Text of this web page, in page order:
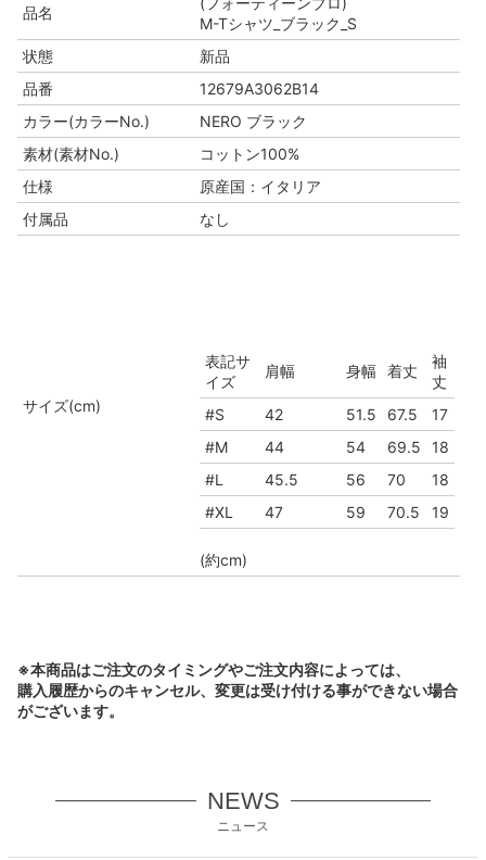
品名
M-Tシャツ_ブラック_S
状態
新品
品番
12679A3062B14
カラー(カラーNo.)
NERO ブラック
素材(素材No.)
コットン100%
仕様
原産国：イタリア
付属品
なし
サイズ(cm)
表記サ
イズ
肩幅 身幅 着丈
袖
丈
#S
42 51.5 67.5
17
#M
44 54 69.5
18
#L
45.5 56 70
18
#XL
47 59 70.5 19
(約cm)
※本商品はご注文のタイミングやご注文内容によっては、
購入履歴からのキャンセル、変更は受け付ける事ができない場合
がございます。
NEWS
ニュース